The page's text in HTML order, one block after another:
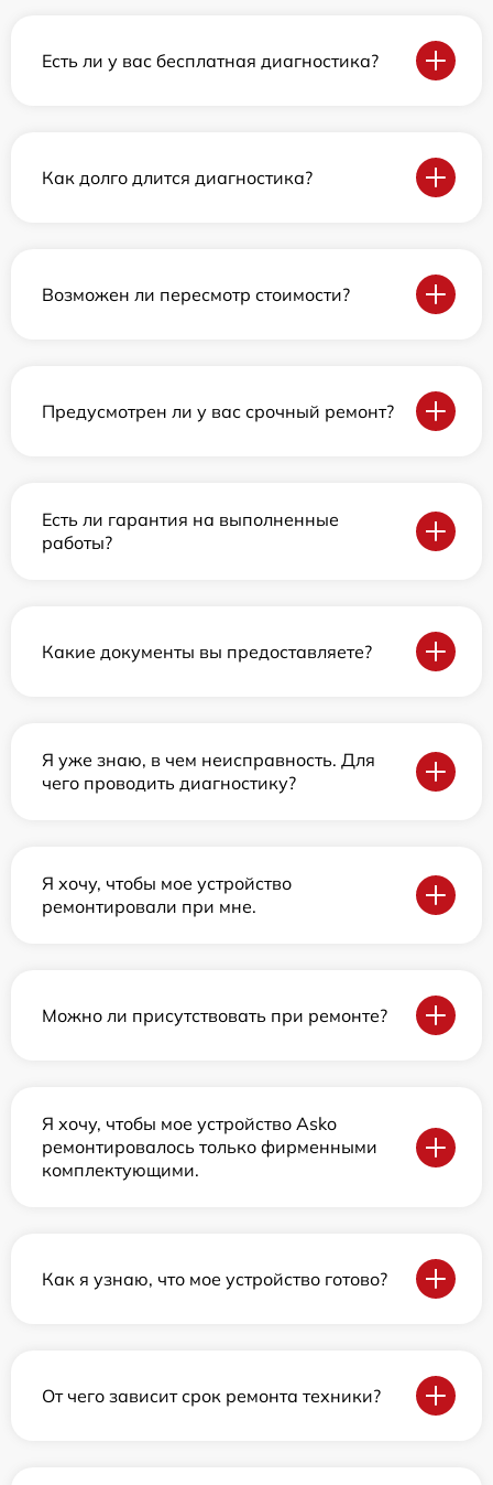
Есть ли у вас бесплатная диагностика?
Как долго длится диагностика?
Возможен ли пересмотр стоимости?
Предусмотрен ли у вас срочный ремонт?
Есть ли гарантия на выполненные
работы?
Какие документы вы предоставляете?
Я уже знаю, в чем неисправность. Для
чего проводить диагностику?
Я хочу, чтобы мое устройство
ремонтировали при мне.
Можно ли присутствовать при ремонте?
Я хочу, чтобы мое устройство Asko
ремонтировалось только фирменными
комплектующими.
Как я узнаю, что мое устройство готово?
От чего зависит срок ремонта техники?